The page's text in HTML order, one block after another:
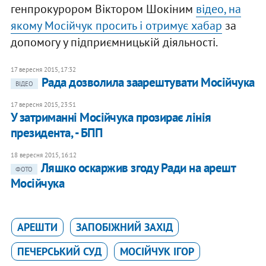
генпрокурором Віктором Шокіним відео, на
якому Мосійчук просить і отримує хабар за
допомогу у підприємницькій діяльності.
17 вересня 2015, 17:32
ВІДЕО
Рада дозволила заарештувати Мосійчука
17 вересня 2015, 23:51
У затриманні Мосійчука прозирає лінія
президента, - БПП
18 вересня 2015, 16:12
ФОТО
Ляшко оскаржив згоду Ради на арешт
Мосійчука
АРЕШТИ
ЗАПОБІЖНИЙ ЗАХІД
ПЕЧЕРСЬКИЙ СУД
МОСІЙЧУК ІГОР